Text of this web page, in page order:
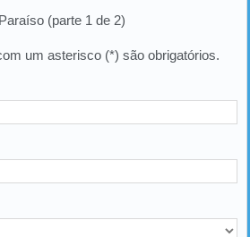
(parte 1 de 2)
um asterisco (*) são obrigatórios.